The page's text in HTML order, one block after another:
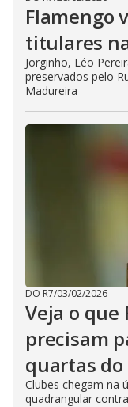
Flamengo
titulares
Jorginho, Léo
preservados pelo
Madureira
DO R7/03/02/2026
Veja o que
precisam
quartas do
Clubes chegam na
quadrangular